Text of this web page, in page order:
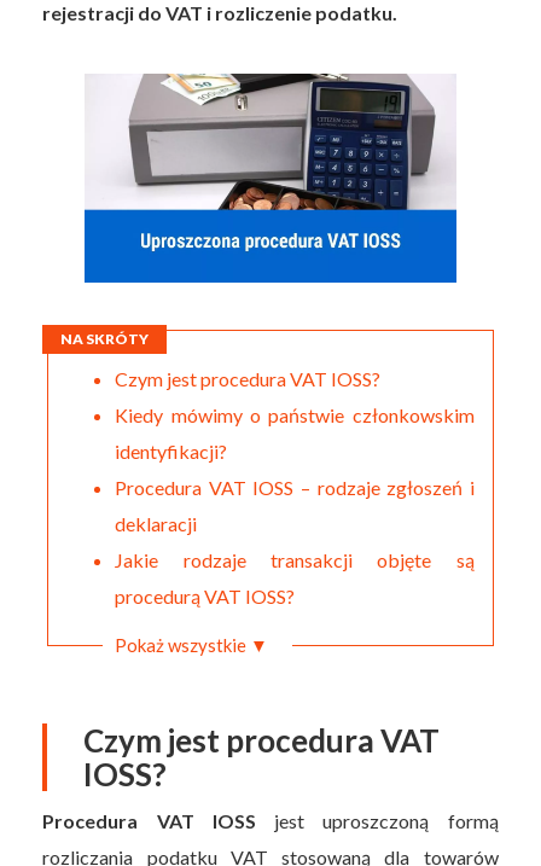
rejestracji do VAT i rozliczenie podatku.
NA SKRÓTY
Czym jest procedura VAT IOSS?
Kiedy mówimy o państwie członkowskim
identyfikacji?
Procedura VAT IOSS – rodzaje zgłoszeń i
deklaracji
Jakie rodzaje transakcji objęte są
procedurą VAT IOSS?
Pokaż wszystkie ▼
Czym jest procedura VAT
IOSS?
Procedura VAT IOSS jest uproszczoną formą
rozliczania podatku VAT stosowaną dla towarów